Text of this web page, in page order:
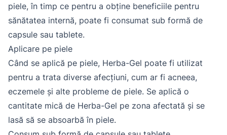
piele, în timp ce pentru a obține beneficiile pentru
sănătatea internă, poate fi consumat sub formă de
capsule sau tablete.
Aplicare pe piele
Când se aplică pe piele, Herba-Gel poate fi utilizat
pentru a trata diverse afecțiuni, cum ar fi acneea,
eczemele și alte probleme de piele. Se aplică o
cantitate mică de Herba-Gel pe zona afectată și se
lasă să se absoarbă în piele.